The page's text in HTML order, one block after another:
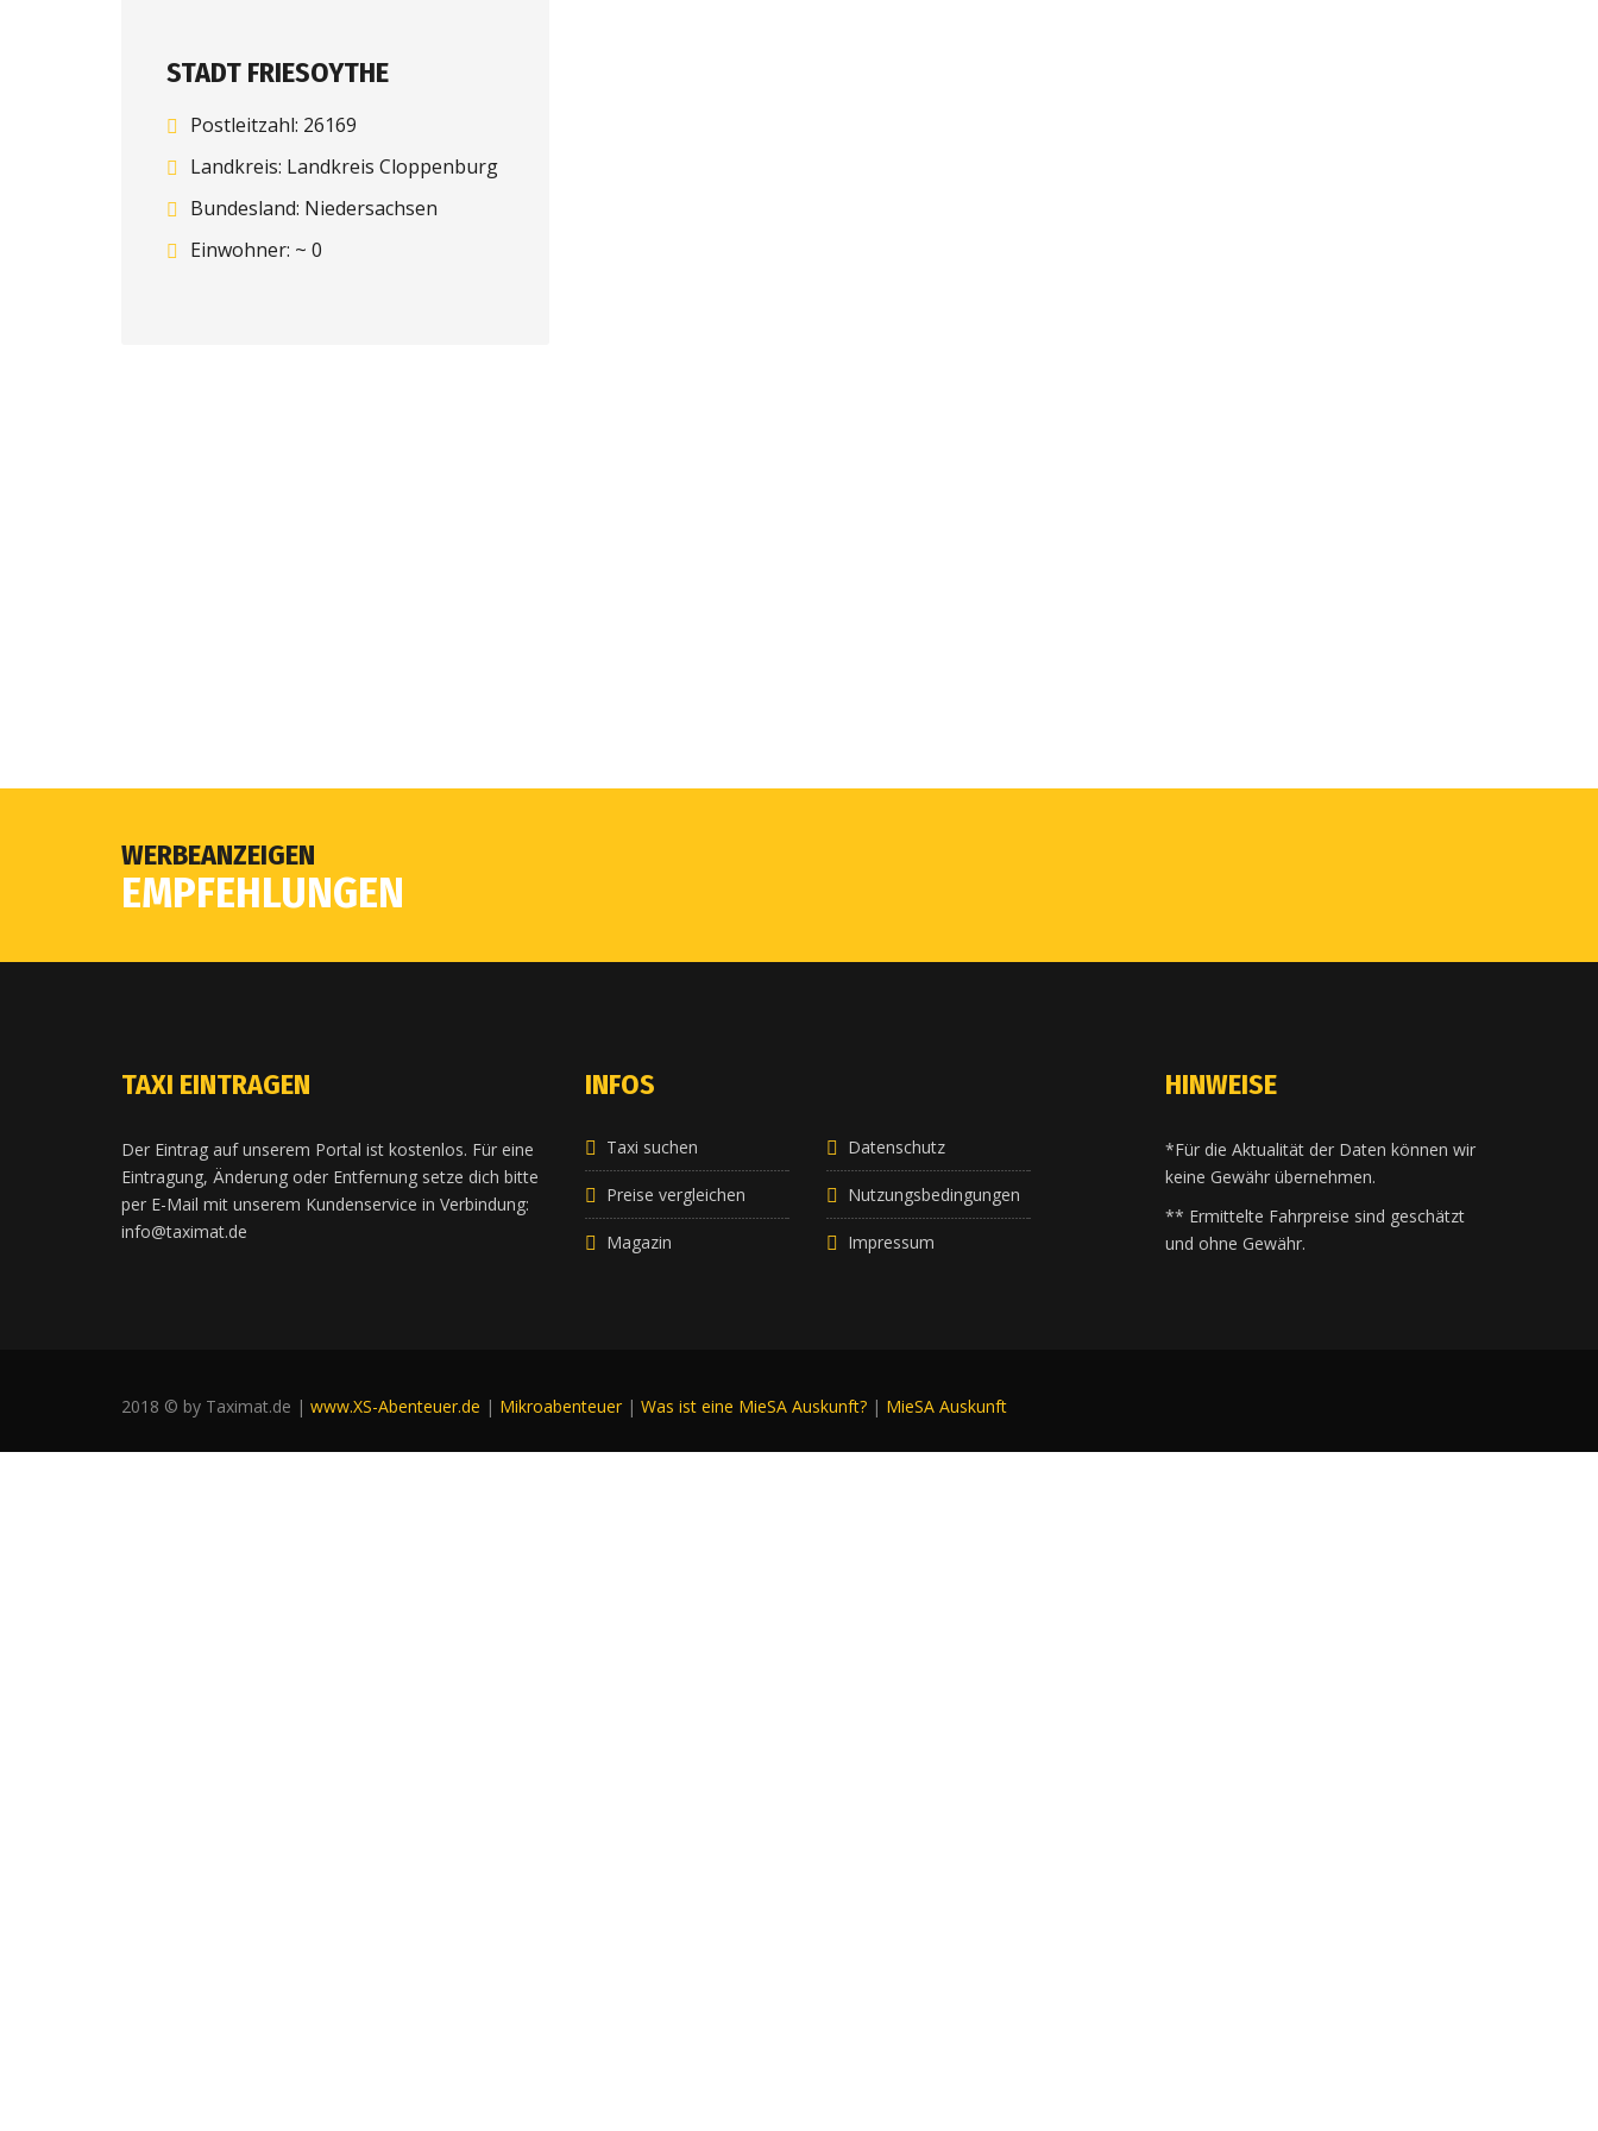
STADT FRIESOYTHE
Postleitzahl: 26169
Landkreis: Landkreis Cloppenburg
Bundesland: Niedersachsen
Einwohner: ~ 0
WERBEANZEIGEN
EMPFEHLUNGEN
TAXI EINTRAGEN
Der Eintrag auf unserem Portal ist kostenlos. Für eine
Eintragung, Änderung oder Entfernung setze dich bitte
per E-Mail mit unserem Kundenservice in Verbindung:
info@taximat.de
INFOS
Taxi suchen
Preise vergleichen
Magazin
Datenschutz
Nutzungsbedingungen
Impressum
HINWEISE
*Für die Aktualität der Daten können wir
keine Gewähr übernehmen.
** Ermittelte Fahrpreise sind geschätzt
und ohne Gewähr.
2018 © by Taximat.de | www.XS-Abenteuer.de | Mikroabenteuer | Was ist eine MieSA Auskunft? | MieSA Auskunft